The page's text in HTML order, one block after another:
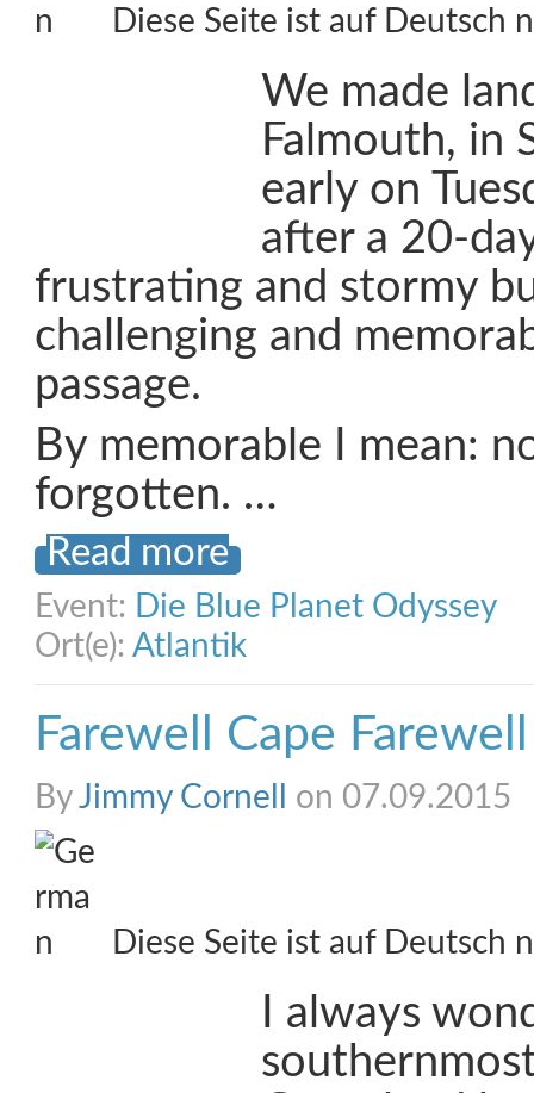
Diese Seite ist auf Deutsch
We made
Falmouth, in
early on
after a 20-
frustrating and stormy
challenging and
passage.
By memorable I mean:
forgotten. …
Read more
Event: Die Blue Planet Odyssey
Ort(e): Atlantik
Farewell Cape Farewell
ByJimmy Cornell on 07.09.2015
Diese Seite ist auf Deutsch
I always